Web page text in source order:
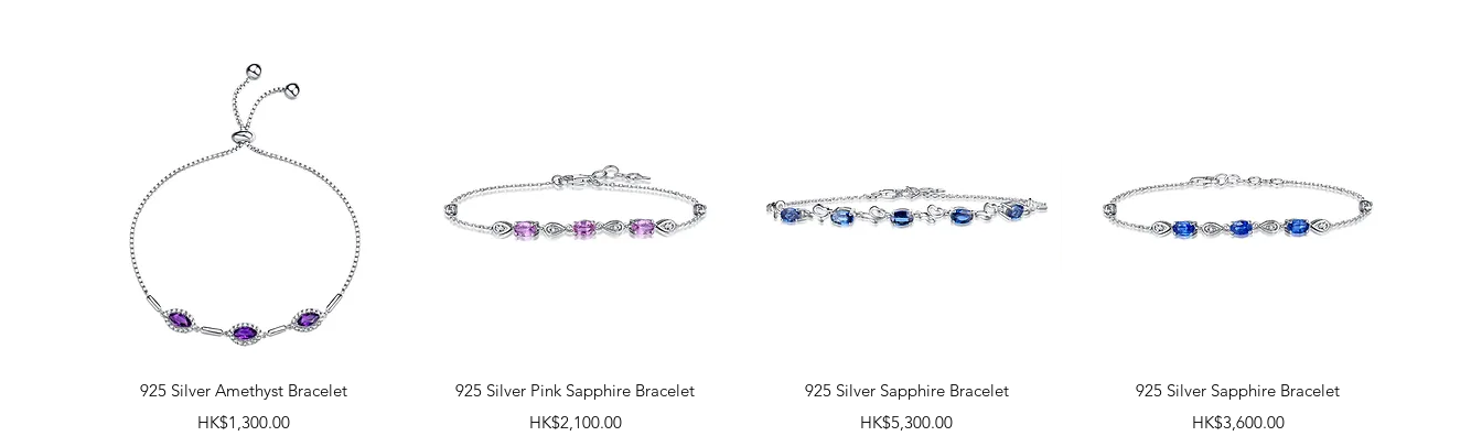
快速瀏覽
925 Silver Amethyst Bracelet
價格
HK$1,300.00
快速瀏覽
925 Silver Pink Sapphire Bracelet
價格
HK$2,100.00
快速瀏覽
925 Silver Sapphire Bracelet
價格
HK$5,300.00
快速瀏覽
925 Silver Sapphire Bracelet
價格
HK$3,600.00